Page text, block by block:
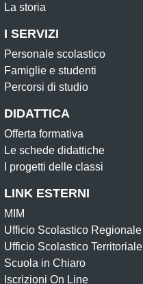
La storia
I SERVIZI
Personale scolastico
Famiglie e studenti
Percorsi di studio
DIDATTICA
Offerta formativa
Le schede didattiche
I progetti delle classi
LINK ESTERNI
MIM
Ufficio Scolastico Regionale
Ufficio Scolastico Territoriale
Scuola in Chiaro
Iscrizioni On Line